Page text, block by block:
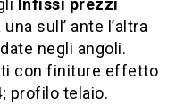
Infissi prezzi
sull’ ante l’altra
negli angoli.
con finiture effetto
profilo telaio.